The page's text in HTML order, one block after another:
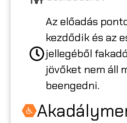
Az előadás
kezdődik és az
jellegéből
jövőket nem áll
beengedni.